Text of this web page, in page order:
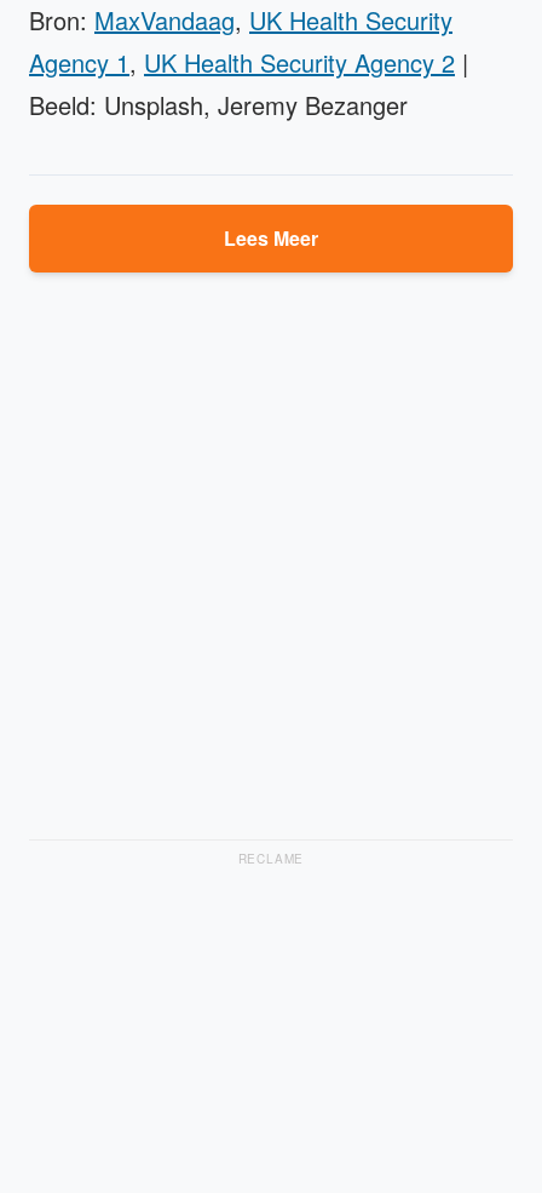
Bron: MaxVandaag, UK Health Security
Agency 1, UK Health Security Agency 2 |
Beeld: Unsplash, Jeremy Bezanger
Lees Meer
RECLAME